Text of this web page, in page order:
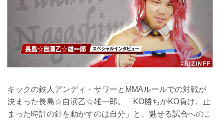
キックの鉄人アンディ・サワーとMMAルールでの対戦が
決まった長島☆自演乙☆雄一郎。「KO勝ちかKO負け。止
まった時計の針を動かすのは自分」と、魅せる試合へのこ